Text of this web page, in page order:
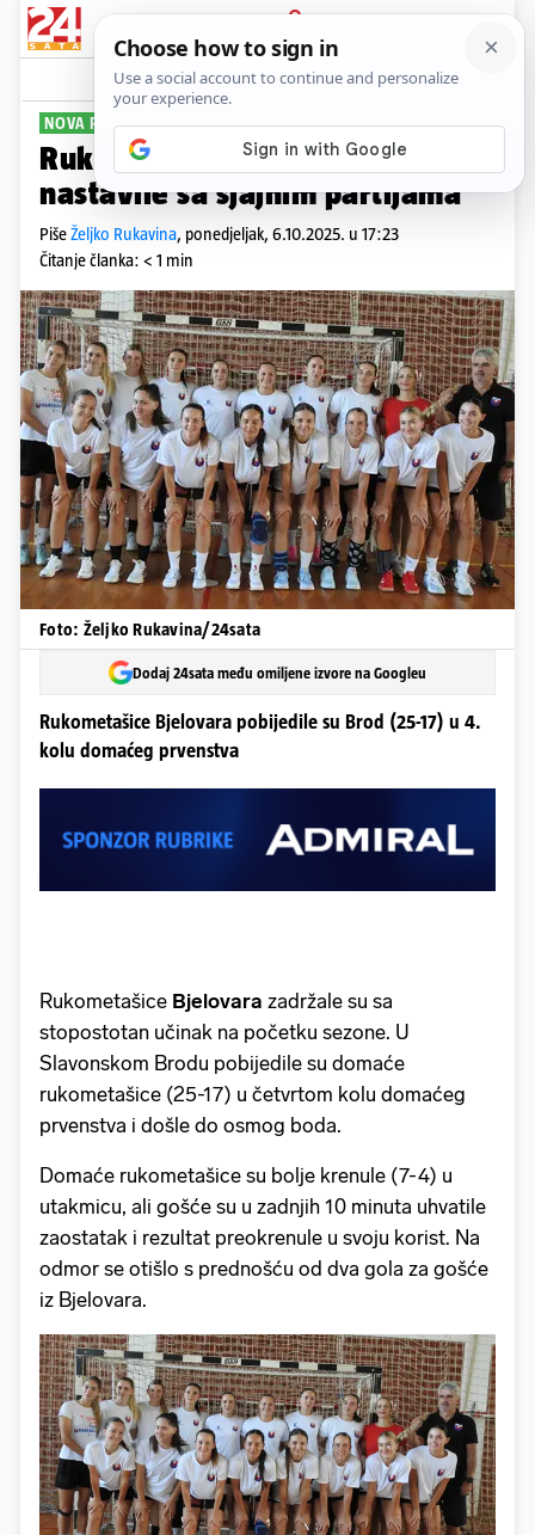
PRIJAVA
Sport Komentari
NOVA POBJEDA
Rukometašice Bjelovara
nastavile sa sjajnim partijama
PišeŽeljko Rukavina, ponedjeljak, 6.10.2025. u 17:23
Čitanje članka: < 1 min
Foto: Željko Rukavina/24sata
Dodaj 24sata među omiljene izvore na Googleu
Rukometašice Bjelovara pobijedile su Brod (25-17) u 4.
kolu domaćeg prvenstva
Rukometašice Bjelovara zadržale su sa
stopostotan učinak na početku sezone. U
Slavonskom Brodu pobijedile su domaće
rukometašice (25-17) u četvrtom kolu domaćeg
prvenstva i došle do osmog boda.
Domaće rukometašice su bolje krenule (7-4) u
utakmicu, ali gošće su u zadnjih 10 minuta uhvatile
zaostatak i rezultat preokrenule u svoju korist. Na
odmor se otišlo s prednošću od dva gola za gošće
iz Bjelovara.